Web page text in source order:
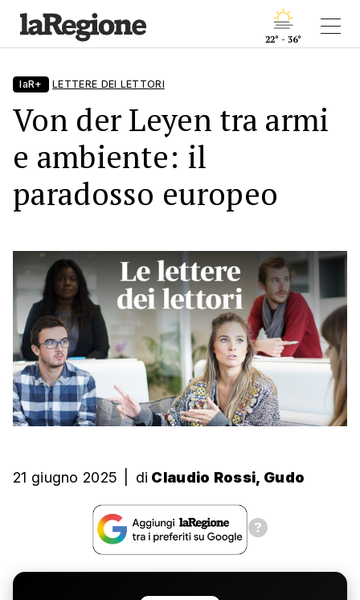
22° - 36°
laR+ LETTERE DEI LETTORI
Von der Leyen tra armi
e ambiente: il
paradosso europeo
21 giugno 2025 di Claudio Rossi, Gudo